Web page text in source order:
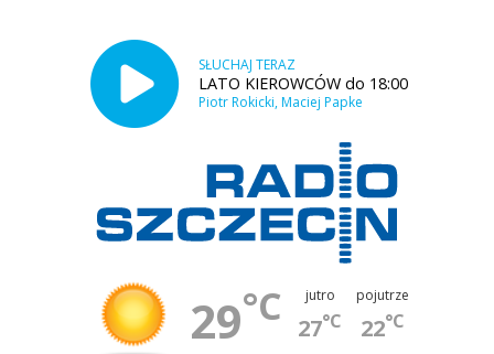
SŁUCHAJ TERAZ
LATO KIEROWCÓW do 18:00
Piotr Rokicki, Maciej Papke
29°C jutro
27°C
pojutrze
22°C